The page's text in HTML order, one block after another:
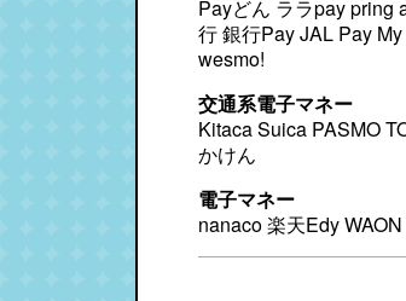
交通系電子マネー
Kitaca Suica PASMO
かけん
電子マネー
nanaco 楽天Edy